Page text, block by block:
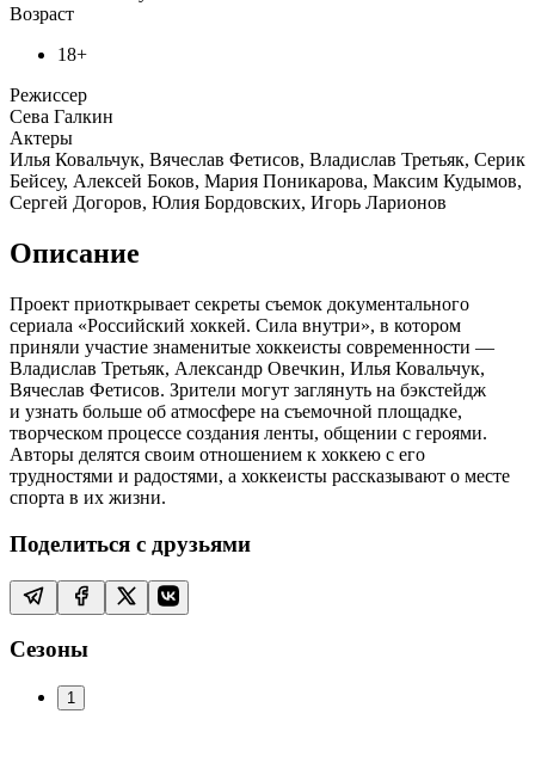
Возраст
18+
Режиссер
Сева Галкин
Актеры
Илья Ковальчук, Вячеслав Фетисов, Владислав Третьяк, Серик
Бейсеу, Алексей Боков, Мария Поникарова, Максим Кудымов,
Сергей Догоров, Юлия Бордовских, Игорь Ларионов
Описание
Проект приоткрывает секреты съемок документального
сериала «Российский хоккей. Сила внутри», в котором
приняли участие знаменитые хоккеисты современности —
Владислав Третьяк, Александр Овечкин, Илья Ковальчук,
Вячеслав Фетисов. Зрители могут заглянуть на бэкстейдж
и узнать больше об атмосфере на съемочной площадке,
творческом процессе создания ленты, общении с героями.
Авторы делятся своим отношением к хоккею с его
трудностями и радостями, а хоккеисты рассказывают о месте
спорта в их жизни.
Поделиться с друзьями
Сезоны
1